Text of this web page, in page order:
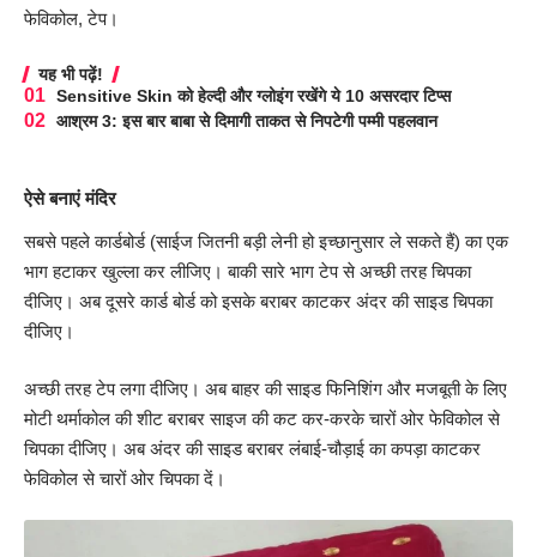
फेविकोल, टेप।
यह भी पढ़ें!
Sensitive Skin को हेल्दी और ग्लोइंग रखेंगे ये 10 असरदार टिप्स
आश्रम 3: इस बार बाबा से दिमागी ताकत से निपटेगी पम्मी पहलवान
ऐसे बनाएं मंदिर
सबसे पहले कार्डबोर्ड (साईज जितनी बड़ी लेनी हो इच्छानुसार ले सकते हैं) का एक
भाग हटाकर खुल्ला कर लीजिए। बाकी सारे भाग टेप से अच्छी तरह चिपका
दीजिए। अब दूसरे कार्ड बोर्ड को इसके बराबर काटकर अंदर की साइड चिपका
दीजिए।
अच्छी तरह टेप लगा दीजिए। अब बाहर की साइड फिनिशिंग और मजबूती के लिए
मोटी थर्माकोल की शीट बराबर साइज की कट कर-करके चारों ओर फेविकोल से
चिपका दीजिए। अब अंदर की साइड बराबर लंबाई-चौड़ाई का कपड़ा काटकर
फेविकोल से चारों ओर चिपका दें।